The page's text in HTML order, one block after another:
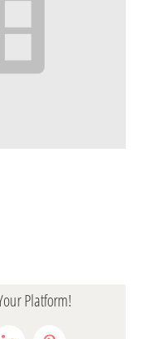
Platform!